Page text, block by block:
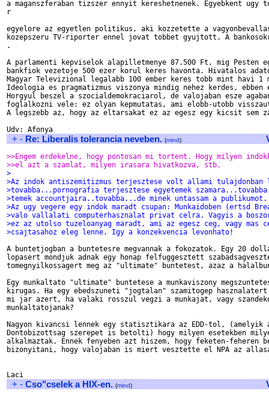
a maganszferaban tizszer ennyit kereshetnenek. Egyebkent ugy
r
egyelore az egyetlen politikus, aki kozzetette a
kozepszeru TV-riporter ennel jovat tobbet gyujtott. A
.
A parlamenti kepviselok alapilletmenye 87.500 Ft, mig Pesten
bankfiok vezetoje 500 ezer korul keres havonta. Hivatalos
Magyar Televizional legalabb 100 ember keres tobb mint
Ideologia es pragmatizmus viszonya mindig nehez kerdes,
Horgyul beszel a szocialdemokraciarol, de valojaban esze
foglalkozni vele: ez olyan kepmutatas, ami elobb-utobb
A legszebb az, hogy az eltarsakat ez az egesz egy kicsit sem
+ - Re: Liberalis tolerancia neveben. (mind)
>>Engem erdekelne, hogy pontosan mi tortent. Hogy milyen
>>el azt a szamlat, milyen irasara hivatkozva, stb.
>
>Az indok antiszemitizmus terjesztese volt allami tulajdonban
>tovabba...pornografia terjesztese egyetemek
>temek accountjaira..tovabba...de minek untassam a publikumot.
>Az ugy vegere egy indok maradt csupan: Munkaidoben (ertsd
>valo vallalati computerhasznalat privat celra. Vagyis a
>ez az utolso tuzeloanyag maradt, ami az egesz ceg, vagy mas
>csajtasahoz eleg lenne. Igy a konzekvencia levonhato!
A buntetjogban a buntetesre megvannak a fokozatok. Egy 20
lopasert mondjuk adnak egy honap felfuggesztett
tomegnyilkossagert meg az "ultimate" buntetest, azaz a
Egy munkaltato "ultimate" buntetese a munkaviszony
kirugas. Ha egy ebedszuneti "jogtalan" szamitogep
mi jar azert, ha valaki rosszul vegzi a munkajat, vagy
munkaltatojanak?
Nagyon kivancsi lennek egy statisztikara az EDD-tol, (amelyik a
Dontobizottsag szerepet is betolti) hogy milyen esetekben
alkalmaztak. Ennek fenyeben azt hiszem, hogy feketen-feheren
bizonyitani, hogy valojaban is miert vesztette el NPA az
+ - Cso"cselek a HIX-en. (mind)